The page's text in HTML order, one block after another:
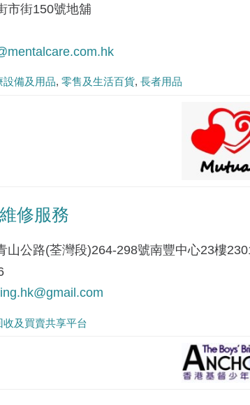
市街150號地舖
設備及用品 零售及生活百貨 長者用品
修服務
山公路(荃灣段)264-298號南豐中心23樓
收及買賣共享平台